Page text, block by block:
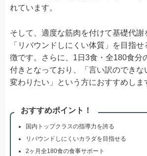
れています。
そして、適度な筋肉を付けて基礎代謝
「リバウンドしにくい体質」を目指
徴です。さらに、1日3食・全180食分
付きとなっており、「言い訳のできな
変わりたい」という方におすすめしま
おすすめポイント！
国内トップクラスの指導力を誇る
リバウンドしにくいカラダを目指せる
2ヶ月全180食の食事サポート